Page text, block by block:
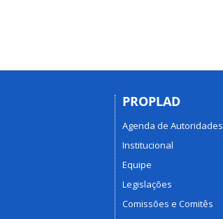
PROPLAD
Agenda de Autoridades
Institucional
Equipe
Legislações
Comissões e Comitês